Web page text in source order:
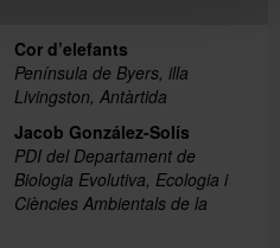
Cor d’elefants
Península de Byers, illa
Livingston, Antàrtida
Jacob González-Solís
PDI del Departament de
Biologia Evolutiva, Ecologia i
Ciències Ambientals de la